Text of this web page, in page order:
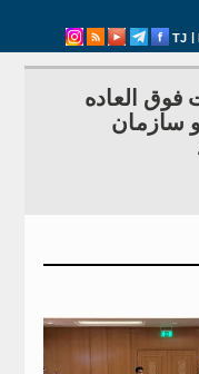
TJ |
فوق العاده
سازمان